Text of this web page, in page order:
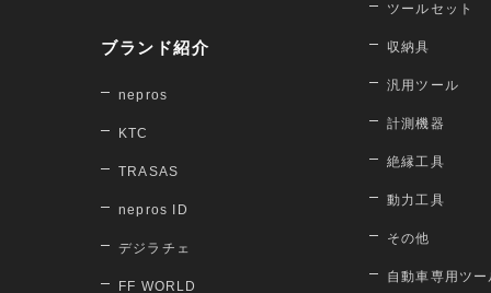
ブランド紹介
nepros
KTC
TRASAS
nepros ID
デジラチェ
FF WORLD
ツールセット
収納具
汎用ツール
計測機器
絶縁工具
動力工具
その他
自動車専用ツー